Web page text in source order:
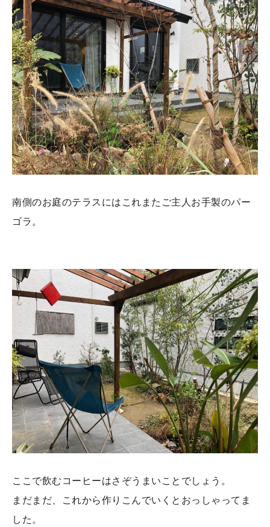
南側のお庭のテラスにはこれまたご主人お手製のパー
ゴラ。
ここで飲むコーヒーはさぞうまいことでしょう。
まだまだ、これから作りこんでいくとおっしゃってま
した。